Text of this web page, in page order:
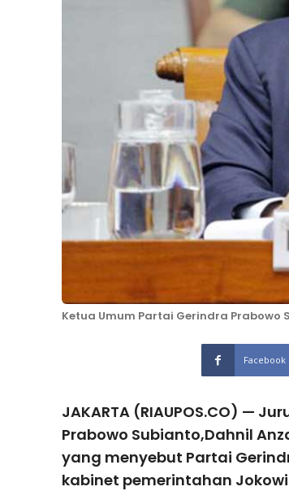
Ketua Umum Partai Gerindra Prabowo
Facebook
JAKARTA (RIAUPOS.CO) —
Prabowo Subianto,Dahnil
yang menyebut Partai
kabinet pemerintahan